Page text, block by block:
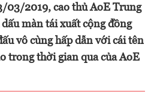
03/2019, cao thủ AoE Trung
màn tái xuất cộng đồng
vô cùng hấp dẫn với cái tên
trong thời gian qua của AoE